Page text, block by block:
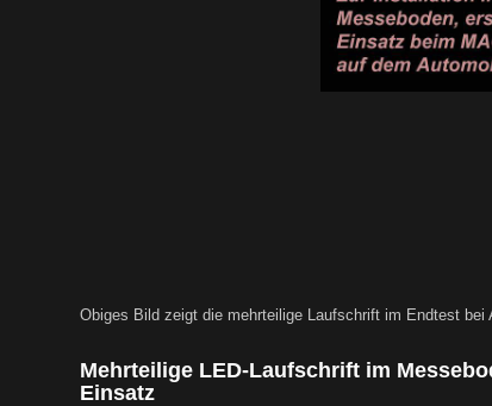
Obiges Bild zeigt die mehrteilige Laufschrift im Endtest bei
Mehrteilige LED-Laufschrift im
Einsatz